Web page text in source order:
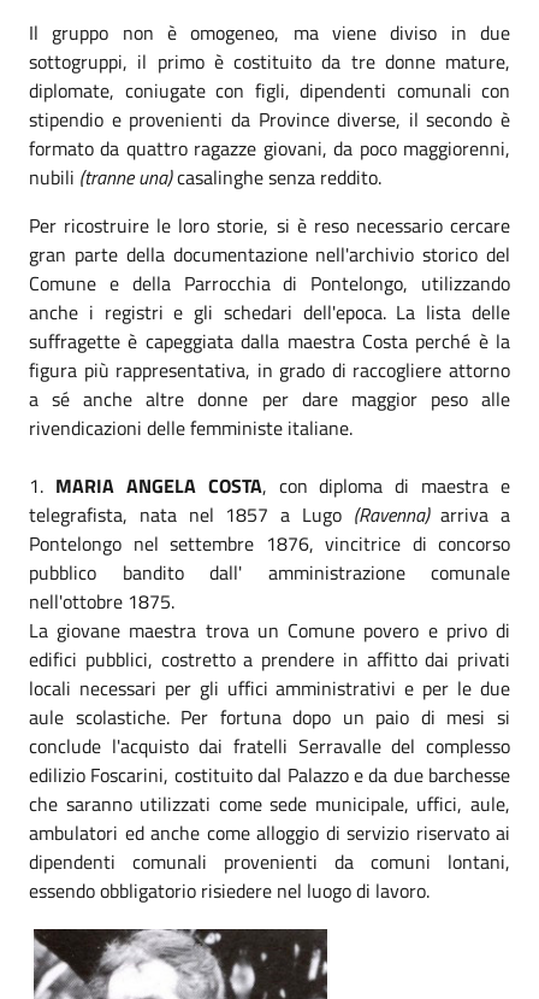
Il gruppo non è omogeneo, ma viene diviso in due
sottogruppi, il primo è costituito da tre donne mature,
diplomate, coniugate con figli, dipendenti comunali con
stipendio e provenienti da Province diverse, il secondo è
formato da quattro ragazze giovani, da poco maggiorenni,
nubili (tranne una)casalinghe senza reddito.
Per ricostruire le loro storie, si è reso necessario cercare
gran parte della documentazione nell'archivio storico del
Comune e della Parrocchia di Pontelongo, utilizzando
anche i registri e gli schedari dell'epoca. La lista delle
suffragette è capeggiata dalla maestra Costa perché è la
figura più rappresentativa, in grado di raccogliere attorno
a sé anche altre donne per dare maggior peso alle
rivendicazioni delle femministe italiane.
1. MARIA ANGELA COSTA, con diploma di maestra e
telegrafista, nata nel 1857 a Lugo (Ravenna)arriva a
Pontelongo nel settembre 1876, vincitrice di concorso
pubblico bandito dall' amministrazione comunale
nell'ottobre 1875.
La giovane maestra trova un Comune povero e privo di
edifici pubblici, costretto a prendere in affitto dai privati
locali necessari per gli uffici amministrativi e per le due
aule scolastiche. Per fortuna dopo un paio di mesi si
conclude l'acquisto dai fratelli Serravalle del complesso
edilizio Foscarini, costituito dal Palazzo e da due barchesse
che saranno utilizzati come sede municipale, uffici, aule,
ambulatori ed anche come alloggio di servizio riservato ai
dipendenti comunali provenienti da comuni lontani,
essendo obbligatorio risiedere nel luogo di lavoro.